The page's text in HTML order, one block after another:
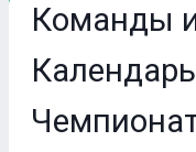
Команды